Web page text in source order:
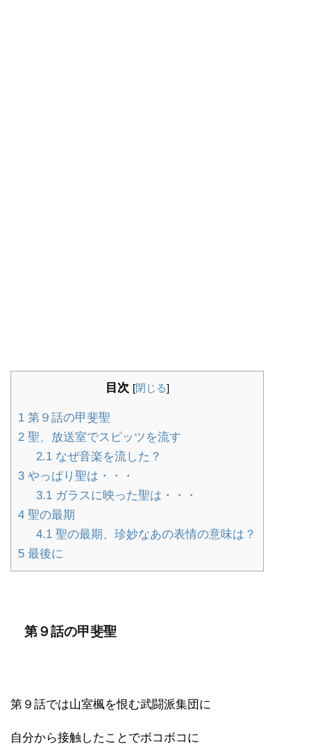
目次 [閉じる]
1 第９話の甲斐聖
2 聖、放送室でスピッツを流す
2.1なぜ音楽を流した？
3 やっぱり聖は・・・
3.1ガラスに映った聖は・・・
4 聖の最期
4.1聖の最期、珍妙なあの表情の意味は？
5 最後に
第９話の甲斐聖
第９話では山室楓を恨む武闘派集団に
自分から接触したことでボコボコに